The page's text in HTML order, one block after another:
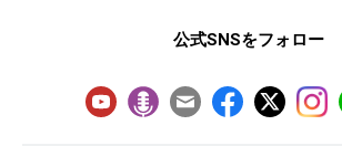
公式SNSをフォロー